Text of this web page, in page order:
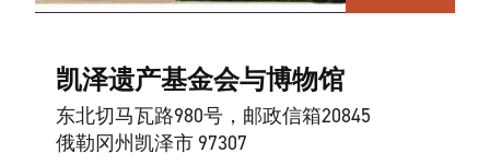
凯泽遗产基金会与博物馆
东北切马瓦路980号，邮政信箱20845
俄勒冈州凯泽市 97307